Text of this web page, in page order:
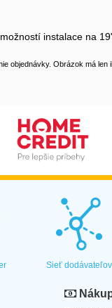
instalace na
objednávky. Obrázok má len
Sieť dodávateľov